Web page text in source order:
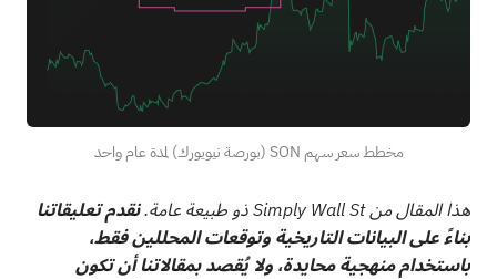
مخطط سعر سهم SON (بورصة نيويورك) لمدة عام واحد
هذا المقال من Simply Wall St ذو طبيعة عامة.
نقدم تعليقاتنا
بناءً على البيانات التاريخية وتوقعات المحللين فقط،
باستخدام منهجية محايدة، ولا يُقصد بمقالاتنا أن تكون